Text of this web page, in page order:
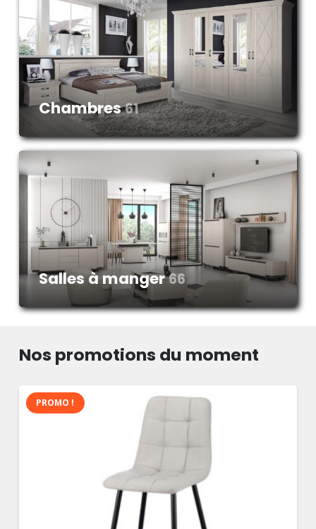
Chambres61
Salles à manger66
Nos promotions du moment
PROMO !